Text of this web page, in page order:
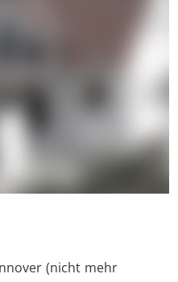
stilvollen Ambiente
(nicht mehr